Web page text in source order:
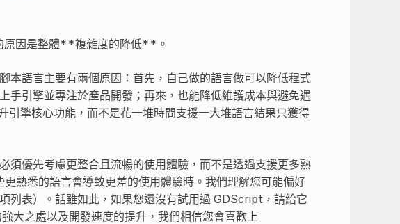
原因是整體**複雜度的降低**。
本語言主要有兩個原因：首先，自己做的語言做可以降低程式
手引擎並專注於產品開發；再來，也能降低維護成本與避免遇
引擎核心功能，而不是花一堆時間支援一大堆語言結果只獲得
須優先考慮更整合且流暢的使用體驗，而不是透過支援更多熟
熟悉的語言會導致更差的使用體驗時。我們理解您可能偏好
列表）。話雖如此，如果您還沒有試用過 GDScript，請給它
大之處以及開發速度的提升，我們相信您會喜歡上